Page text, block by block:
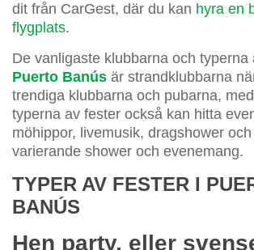
dit från CarGest, där du kan hyra en
flygplats.
De vanligaste klubbarna och typerna
Puerto Banús är strandklubbarna
trendiga klubbarna och pubarna,
typerna av fester också kan hitta
möhippor, livemusik, dragshower
varierande shower och evenemang.
TYPER AV FESTER I
BANÚS
Hen party, eller